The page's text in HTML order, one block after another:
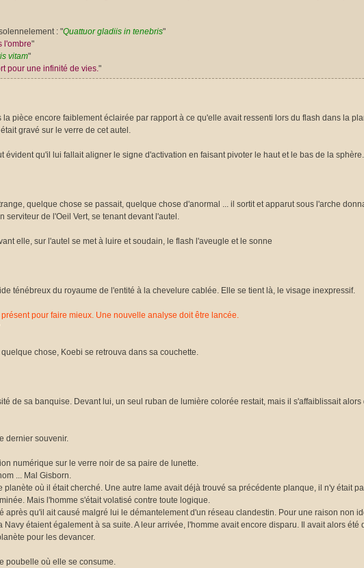
: "Quattuor gladiis in tenebris"
l'ombre"
vitam"
pour une infinité de vies. "
pièce encore faiblement éclairée par rapport à ce qu'elle avait ressenti lors du flash dans la
gravé sur le verre de cet autel.
évident qu'il lui fallait aligner le signe d'activation en faisant pivoter le haut et le bas de la sphère.
quelque chose se passait, quelque chose d'anormal ... il sortit et apparut sous l'arche
serviteur de l'Oeil Vert, se tenant devant l'autel.
elle, sur l'autel se met à luire et soudain, le flash l'aveugle et le sonne
ténébreux du royaume de l'entité à la chevelure cablée. Elle se tient là, le visage inexpressif.
pour faire mieux. Une nouvelle analyse doit être lancée.
chose, Koebi se retrouva dans sa couchette.
de sa banquise. Devant lui, un seul ruban de lumière colorée restait, mais il s'affaiblissait
dernier souvenir.
numérique sur le verre noir de sa paire de lunette.
... Mal Gisborn.
planète où il était cherché. Une autre lame avait déjà trouvé sa précédente planque, il n'y était
Mais l'homme s'était volatisé contre toute logique.
après qu'il ait causé malgré lui le démantelement d'un réseau clandestin. Pour une raison non
étaient également à sa suite. A leur arrivée, l'homme avait encore disparu. Il avait alors
pour les devancer.
poubelle où elle se consume.